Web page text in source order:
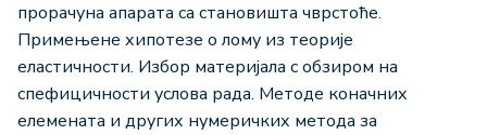
прорачуна апарата са становишта чврстоће.
Примењене хипотезе о лому из теорије
еластичности. Избор материјала с обзиром на
спефицичности услова рада. Методе коначних
елемената и других нумеричких метода за